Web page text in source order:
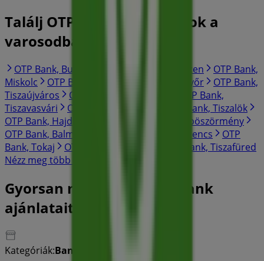
Találj OTP Bank katalogusok a
varosodban
OTP Bank, Budapest OTP Bank, Debrecen
OTP Bank,
Miskolc
OTP Bank, Szeged OTP Bank, Győr
OTP Bank,
Tiszaújváros
OTP Bank, Hajdúnánás
OTP Bank,
Tiszavasvári
OTP Bank, Mezőcsát
OTP Bank, Tiszalök
OTP Bank, Hajdúdorog
OTP Bank, Hajdúböszörmény
OTP Bank, Balmazújváros
OTP Bank, Szerencs
OTP
Bank, Tokaj
OTP Bank, Újfehértó
OTP Bank, Tiszafüred
Nézz meg több várost
Gyorsan nézze meg OTP Bank
ajánlatait Polgár városban
Kategóriák:Bankok és szolgáltatások